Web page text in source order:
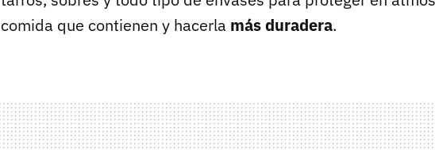
comida que contienen y hacerla más duradera.